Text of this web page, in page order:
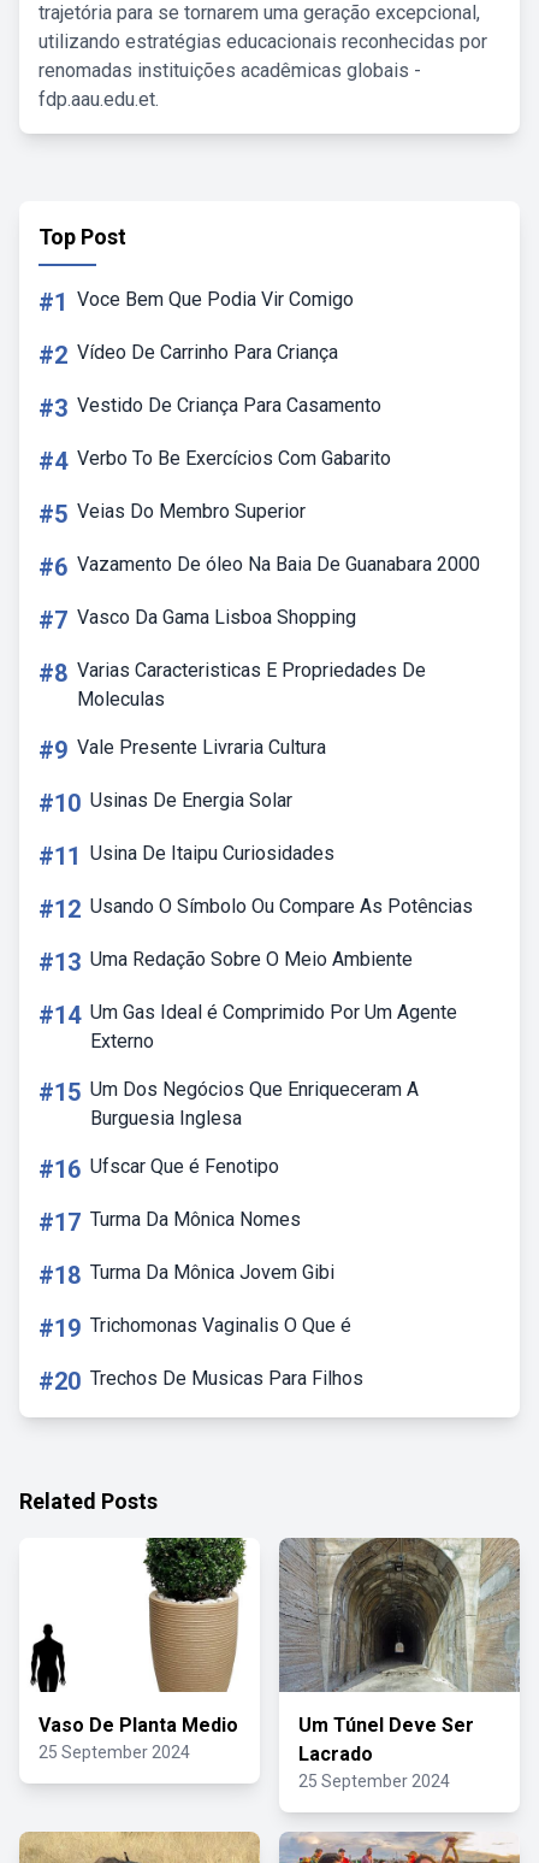
trajetória para se tornarem uma geração excepcional,
utilizando estratégias educacionais reconhecidas por
renomadas instituições acadêmicas globais -
fdp.aau.edu.et.
Top Post
#1 Voce Bem Que Podia Vir Comigo
#2 Vídeo De Carrinho Para Criança
#3 Vestido De Criança Para Casamento
#4 Verbo To Be Exercícios Com Gabarito
#5 Veias Do Membro Superior
#6 Vazamento De óleo Na Baia De Guanabara 2000
#7 Vasco Da Gama Lisboa Shopping
#8 Varias Caracteristicas E Propriedades De
Moleculas
#9 Vale Presente Livraria Cultura
#10 Usinas De Energia Solar
#11 Usina De Itaipu Curiosidades
#12 Usando O Símbolo Ou Compare As Potências
#13 Uma Redação Sobre O Meio Ambiente
#14 Um Gas Ideal é Comprimido Por Um Agente
Externo
#15 Um Dos Negócios Que Enriqueceram A
Burguesia Inglesa
#16 Ufscar Que é Fenotipo
#17 Turma Da Mônica Nomes
#18 Turma Da Mônica Jovem Gibi
#19 Trichomonas Vaginalis O Que é
#20 Trechos De Musicas Para Filhos
Related Posts
Vaso De Planta Medio
25 September 2024
Um Túnel Deve Ser
Lacrado
25 September 2024